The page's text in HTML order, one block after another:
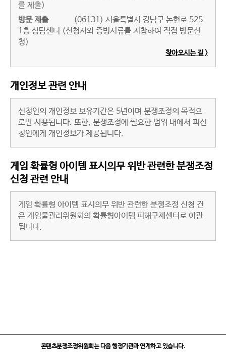
를 제출)
방문 제출
(06131) 서울특별시 강남구 논현로 525
1층 상담센터 (신청서와 증빙서류를 지참하여 직접 방문신
청)
찾아오시는 길 >
개인정보 관련 안내
신청인의 개인정보 보유기간은 5년이며 분쟁조정의 목적으
로만 사용됩니다. 또한, 분쟁조정에 필요한 범위 내에서 피신
청인에게 개인정보가 제공됩니다.
게임 확률형 아이템 표시의무 위반 관련한 분쟁조정
신청 관련 안내
게임 확률형 아이템 표시의무 위반 관련한 분쟁조정 신청 건
은 게임물관리위원회의 확률형아이템 피해구제센터로 이관
됩니다.
콘텐츠분쟁조정위원회는다음 행정기관과 연계하고 있습니다.